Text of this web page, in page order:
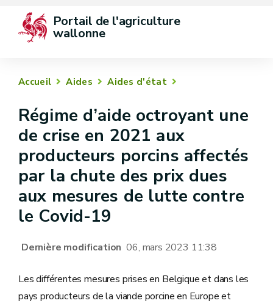
Portail de l'agriculture
wallonne
Accueil Aides Aides d'état
Régime d’aide octroyant une
de crise en 2021 aux
producteurs porcins affectés
par la chute des prix dues
aux mesures de lutte contre
le Covid-19
Dernière modification 06, mars 2023 11:38
Les différentes mesures prises en Belgique et dans les
pays producteurs de la viande porcine en Europe et